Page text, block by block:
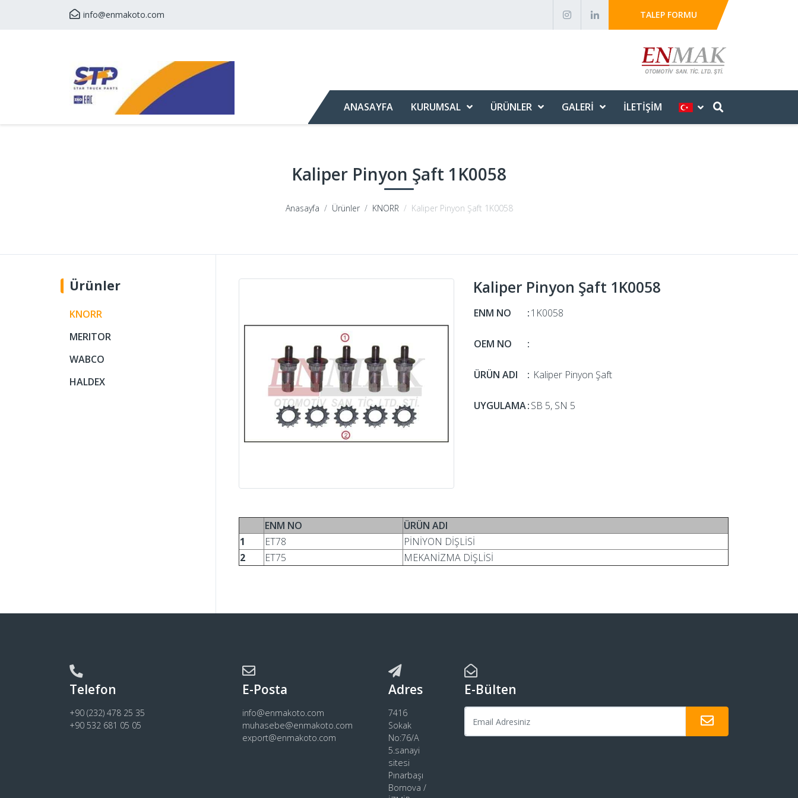
info@enmakoto.com TALEP FORMU
ANASAYFA KURUMSAL ÜRÜNLER GALERI İLETIŞIM
Kaliper Pinyon Şaft 1K0058
Anasayfa Ürünler KNORR Kaliper Pinyon Şaft 1K0058
Ürünler
KNORR
MERITOR
WABCO
HALDEX
Kaliper Pinyon Şaft 1K0058
ENM NO :1K0058
OEM NO :
ÜRÜN ADI : Kaliper Pinyon Şaft
UYGULAMA:SB 5, SN 5
ENM NO
ÜRÜN ADI
1
ET78
PİNİYON DİŞLİSİ
2
ET75 MEKANİZMA DİŞLİSİ
Telefon
+90 (232) 478 25 35
+90 532 681 05 05
E-Posta
info@enmakoto.com
muhasebe@enmakoto.com
export@enmakoto.com
Adres
7416
Sokak
No:76/A
5.sanayi
sitesi
Pınarbaşı
Bornova /
E-Bülten